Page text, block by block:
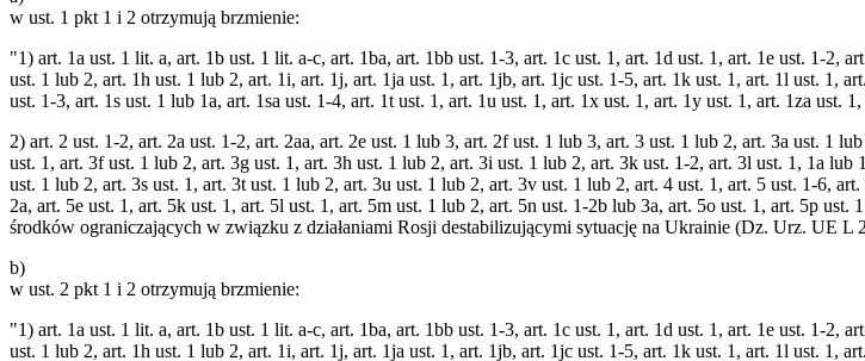
w ust. 1 pkt 1 i 2 otrzymują brzmienie:
"1) art. 1a ust. 1 lit. a, art. 1b ust. 1 lit. a-c, art. 1ba, art. 1bb ust. 1-3, art. 1c ust. 1, art. 1d ust. 1, art. 1e ust. 1-2,
ust. 1 lub 2, art. 1h ust. 1 lub 2, art. 1i, art. 1j, art. 1ja ust. 1, art. 1jb, art. 1jc ust. 1-5, art. 1k ust. 1, art. 1l ust. 1,
ust. 1-3, art. 1s ust. 1 lub 1a, art. 1sa ust. 1-4, art. 1t ust. 1, art. 1u ust. 1, art. 1x ust. 1, art. 1y ust. 1, art. 1za
2) art. 2 ust. 1-2, art. 2a ust. 1-2, art. 2aa, art. 2e ust. 1 lub 3, art. 2f ust. 1 lub 3, art. 3 ust. 1 lub 2, art. 3a ust. 1
ust. 1, art. 3f ust. 1 lub 2, art. 3g ust. 1, art. 3h ust. 1 lub 2, art. 3i ust. 1 lub 2, art. 3k ust. 1-2, art. 3l ust. 1, 1a
ust. 1 lub 2, art. 3s ust. 1, art. 3t ust. 1 lub 2, art. 3u ust. 1 lub 2, art. 3v ust. 1 lub 2, art. 4 ust. 1, art. 5 ust. 1-6,
2a, art. 5e ust. 1, art. 5k ust. 1, art. 5l ust. 1, art. 5m ust. 1 lub 2, art. 5n ust. 1-2b lub 3a, art. 5o ust. 1, art. 5p
środków ograniczających w związku z działaniami Rosji destabilizującymi sytuację na Ukrainie (Dz. Urz. UE
b)
w ust. 2 pkt 1 i 2 otrzymują brzmienie:
"1) art. 1a ust. 1 lit. a, art. 1b ust. 1 lit. a-c, art. 1ba, art. 1bb ust. 1-3, art. 1c ust. 1, art. 1d ust. 1, art. 1e ust. 1-2,
ust. 1 lub 2, art. 1h ust. 1 lub 2, art. 1i, art. 1j, art. 1ja ust. 1, art. 1jb, art. 1jc ust. 1-5, art. 1k ust. 1, art. 1l ust. 1,